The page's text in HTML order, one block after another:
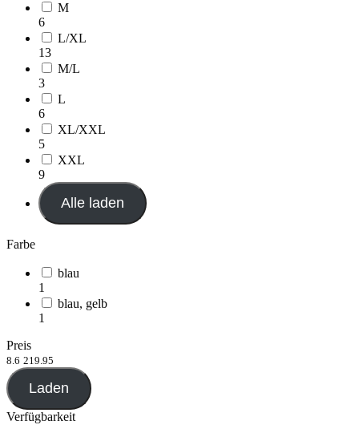
M
6
L/XL
13
M/L
3
L
6
XL/XXL
5
XXL
9
Alle laden
Farbe
blau
1
blau, gelb
1
Preis
8.6 219.95
Laden
Verfügbarkeit